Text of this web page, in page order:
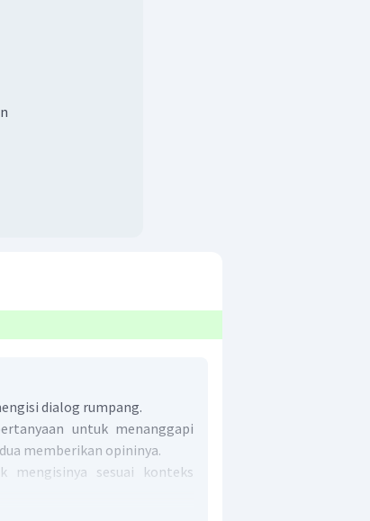
dialog rumpang.
untuk menanggapi
memberikan opininya.
sesuai konteks